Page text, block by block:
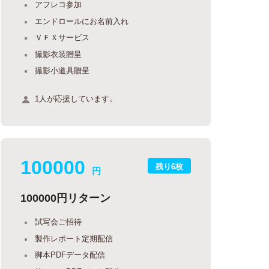
アフレコ参加
エンドロールにお名前入れ
ＶＦＸサービス
撮影衣装贈呈
撮影小道具贈呈
1人が応援しています。
残り6枚
100000 円
100000円リターン
試写会ご招待
製作レポート定期配信
脚本PDFデータ配信